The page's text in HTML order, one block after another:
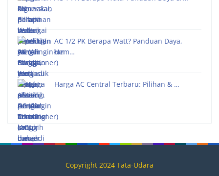
AC 1/2 PK Berapa Watt? Panduan Daya,
Hem…
Harga AC Central Terbaru: Pilihan & …
Copyright 2024 Tata-Udara